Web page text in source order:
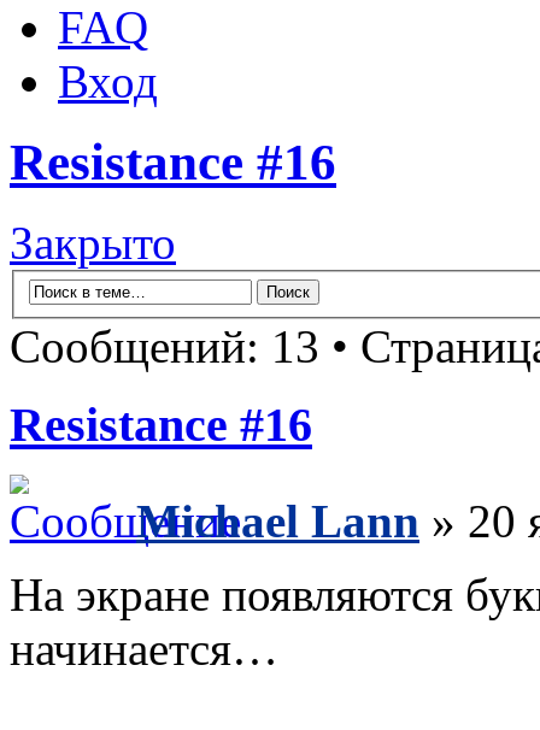
FAQ
Вход
Resistance #16
Закрыто
Сообщений: 13 •
Resistance #16
Michael Lann » 20
На экране появляются
начинается…